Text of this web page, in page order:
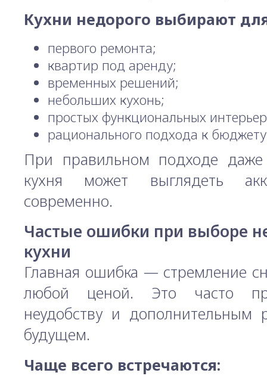
Кухни недорого выбирают
первого ремонта;
квартир под аренду;
временных решений;
небольших кухонь;
простых функциональных
рационального подхода к
При правильном подходе даже
кухня может выглядеть
современно.
Частые ошибки при выборе
кухни
Главная ошибка — стремление
любой ценой. Это часто
неудобству и дополнительным
будущем.
Чаще всего встречаются: